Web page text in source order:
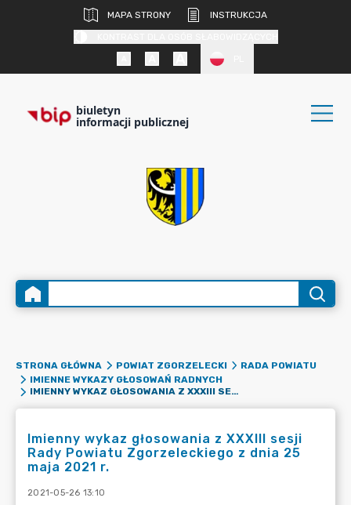
MAPA STRONY
INSTRUKCJA
biuletyn
informacji publicznej
STRONA GŁÓWNA POWIAT ZGORZELECKI
RADA POWIATU
IMIENNE WYKAZY GŁOSOWAŃ RADNYCH
IMIENNY WYKAZ GŁOSOWANIA Z XXXIII SESJI RADY POWIATU ZGORZELECKIEGO Z DNIA 25 MAJA 2021 R.
Imienny wykaz głosowania z XXXIII sesji
Rady Powiatu Zgorzeleckiego z dnia 25
maja 2021 r.
2021-05-26 13:10